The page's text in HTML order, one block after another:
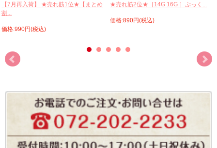
【7月再入荷】 ★売れ筋1位★【まとめ
割...
価格:990円(税込)
★売れ筋2位★［14G 16G ］ぷっく...
価格:890円(税込)